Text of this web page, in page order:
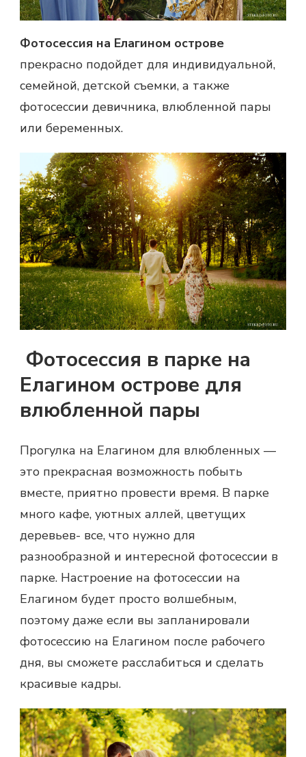
Фотосессия на Елагином острове
прекрасно подойдет для индивидуальной,
семейной, детской съемки, а также
фотосессии девичника, влюбленной пары
или беременных.
Фотосессия в парке на
Елагином острове для
влюбленной пары
Прогулка на Елагином для влюбленных —
это прекрасная возможность побыть
вместе, приятно провести время. В парке
много кафе, уютных аллей, цветущих
деревьев- все, что нужно для
разнообразной и интересной фотосессии в
парке. Настроение на фотосессии на
Елагином будет просто волшебным,
поэтому даже если вы запланировали
фотосессию на Елагином после рабочего
дня, вы сможете расслабиться и сделать
красивые кадры.